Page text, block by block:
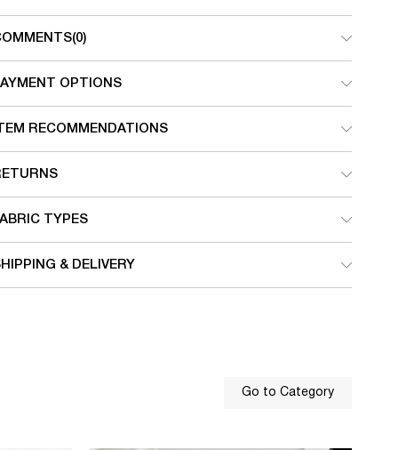
(0)
OPTIONS
RECOMMENDATIONS
TYPES
& DELIVERY
Go to Category